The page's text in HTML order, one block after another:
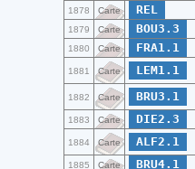
1878 Carte REL
1879 Carte BOU3.3
1880 Carte FRA1.1
1881 Carte LEM1.1
1882 Carte BRU3.1
1883 Carte DIE2.3
1884 Carte ALF2.1
1885 Carte BRU4.1